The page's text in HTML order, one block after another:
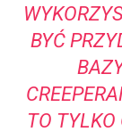
BYĆ
TO TYLKO